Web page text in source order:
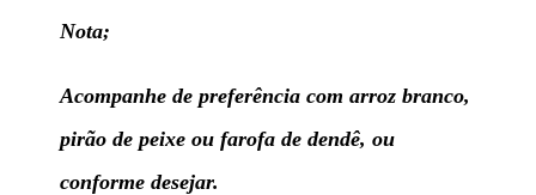
Nota;
Acompanhe de preferência com arroz branco,
pirão de peixe ou farofa de dendê, ou
conforme desejar.